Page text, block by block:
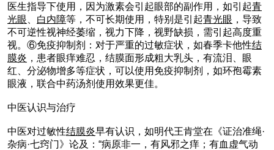
医生指导下使用，因为激素会引起眼部的副作用，如引起青
光眼
白内障等，不可长期使用，特别是引起青光眼 ，导致
不可逆性视神经萎缩，视力下降，视野缺损，需引起高度重
视。⑥免疫抑制剂：对于严重的过敏症状，如春季卡他性结
膜炎 ，患者眼痒难忍，结膜面形成粗大乳头，有流泪、眼
红、分泌物增多等症状，可以使用免疫抑制剂，如环孢霉素
眼液，联合中药汤剂使用效果更佳。
中医认识与治疗
中医对过敏性结膜炎早有认识，如明代王肯堂在《证治准绳·
杂病·七窍门》论及：“病原非一，有风邪之痒；有血虚气动